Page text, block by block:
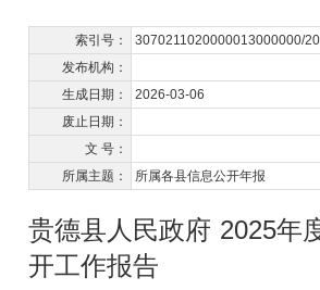
索引号：
3070211020000013000000/
发布机构：
生成日期：
2026-03-06
废止日期：
文 号：
所属主题：
所属各县信息公开年报
贵德县人民政府 2025年
开工作报告